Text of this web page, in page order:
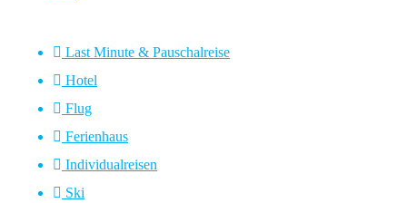
Last Minute & Pauschalreise
Hotel
Flug
Ferienhaus
Individualreisen
Ski